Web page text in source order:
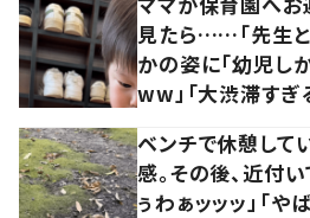
見たら……「先生と
かの姿に「幼児し
ww」「大渋滞すぎ
ベンチで休憩し
感。その後、近付
ぅわぁッッッ」「や